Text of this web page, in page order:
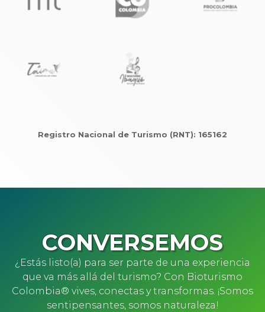
Registro Nacional de Turismo (RNT): 165162
CONVERSEMOS
¿Estás listo(a) para ser parte de una experiencia
que va más allá del turismo? Con Bioturismo
Colombia® vives, conectas y transformas. ¡Somos
sentipensantes, somos naturaleza!